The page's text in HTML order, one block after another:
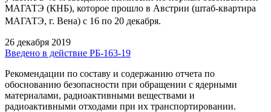
МАГАТЭ (КНБ), которое прошло в Австрии (штаб-квартира
МАГАТЭ, г. Вена) с 16 по 20 декабря.
26 декабря 2019
Введено в действие РБ-163-19
Рекомендации по составу и содержанию отчета по
обоснованию безопасности при обращении с ядерными
материалами, радиоактивными веществами и
радиоактивными отходами при их транспортировании.